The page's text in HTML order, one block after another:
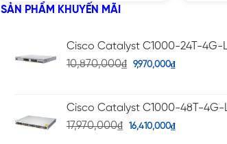
2.50
SẢN PHẨM KHUYẾN MÃI
Cisco Catalyst C1000-24T-4G-
10,870,000₫ 9,970,000₫
Cisco Catalyst C1000-48T-4G-
17,970,000₫ 16,410,000₫